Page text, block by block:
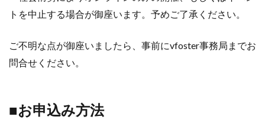
トを中止する場合が御座います。予めご了承ください。
ご不明な点が御座いましたら、事前にvfoster事務局までお
問合せください。
■お申込み方法